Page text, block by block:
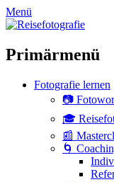
zum
Inhalt
Menü
Primärmenü
Fotografie lernen
📷
🎓
📰
🌀